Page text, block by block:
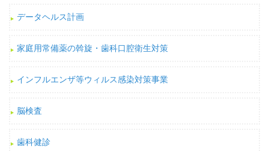
データヘルス計画
家庭用常備薬の斡旋・歯科口腔衛生対策
インフルエンザ等ウィルス感染対策事業
脳検査
歯科健診